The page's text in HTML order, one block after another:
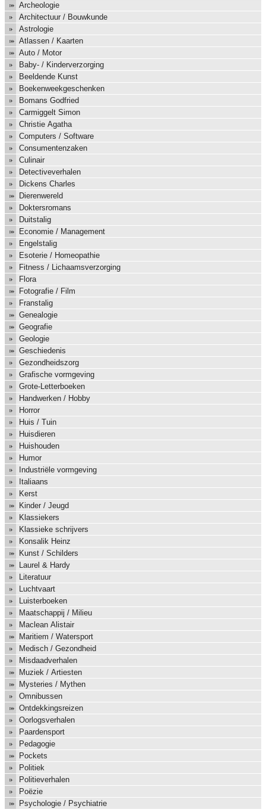
Archeologie
Architectuur / Bouwkunde
Astrologie
Atlassen / Kaarten
Auto / Motor
Baby- / Kinderverzorging
Beeldende Kunst
Boekenweekgeschenken
Bomans Godfried
Carmiggelt Simon
Christie Agatha
Computers / Software
Consumentenzaken
Culinair
Detectiveverhalen
Dickens Charles
Dierenwereld
Doktersromans
Duitstalig
Economie / Management
Engelstalig
Esoterie / Homeopathie
Fitness / Lichaamsverzorging
Flora
Fotografie / Film
Franstalig
Genealogie
Geografie
Geologie
Geschiedenis
Gezondheidszorg
Grafische vormgeving
Grote-Letterboeken
Handwerken / Hobby
Horror
Huis / Tuin
Huisdieren
Huishouden
Humor
Industriële vormgeving
Italiaans
Kerst
Kinder / Jeugd
Klassiekers
Klassieke schrijvers
Konsalik Heinz
Kunst / Schilders
Laurel & Hardy
Literatuur
Luchtvaart
Luisterboeken
Maatschappij / Milieu
Maclean Alistair
Maritiem / Watersport
Medisch / Gezondheid
Misdaadverhalen
Muziek / Artiesten
Mysteries / Mythen
Omnibussen
Ontdekkingsreizen
Oorlogsverhalen
Paardensport
Pedagogie
Pockets
Politiek
Politieverhalen
Poëzie
Psychologie / Psychiatrie